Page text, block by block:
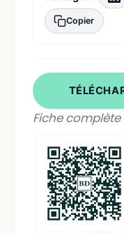
Copier
Fiche complète